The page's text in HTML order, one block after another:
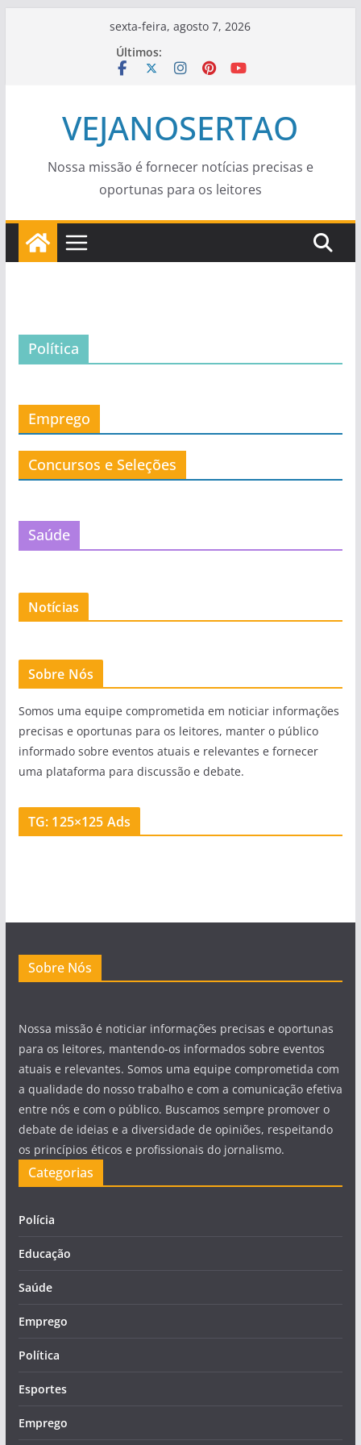
sexta-feira, agosto 7, 2026
Últimos:
VEJANOSERTAO
Nossa missão é fornecer notícias precisas e
oportunas para os leitores
Política
Emprego
Concursos e Seleções
Saúde
Notícias
Sobre Nós
Somos uma equipe comprometida em noticiar informações
precisas e oportunas para os leitores, manter o público
informado sobre eventos atuais e relevantes e fornecer
uma plataforma para discussão e debate.
TG: 125×125 Ads
Sobre Nós
Nossa missão é noticiar informações precisas e oportunas
para os leitores, mantendo-os informados sobre eventos
atuais e relevantes. Somos uma equipe comprometida com
a qualidade do nosso trabalho e com a comunicação efetiva
entre nós e com o público. Buscamos sempre promover o
debate de ideias e a diversidade de opiniões, respeitando
os princípios éticos e profissionais do jornalismo.
Categorias
Polícia
Educação
Saúde
Emprego
Política
Esportes
Emprego